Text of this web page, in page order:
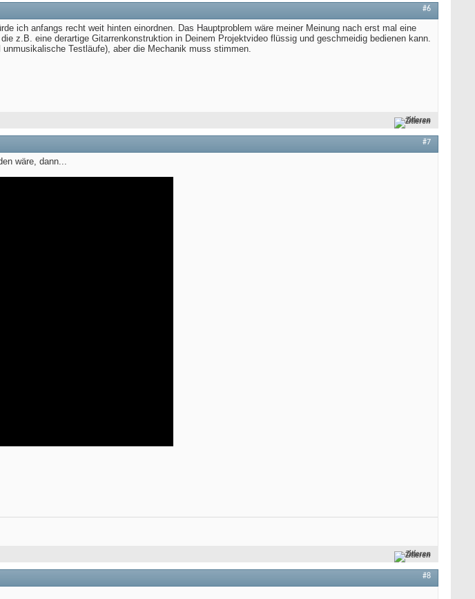
#6
ich anfangs recht weit hinten einordnen. Das Hauptproblem wäre meiner Meinung nach erst mal eine
z.B. eine derartige Gitarrenkonstruktion in Deinem Projektvideo flüssig und geschmeidig bedienen kann.
Testläufe), aber die Mechanik muss stimmen.
Zitieren
#7
wäre, dann...
Zitieren
#8